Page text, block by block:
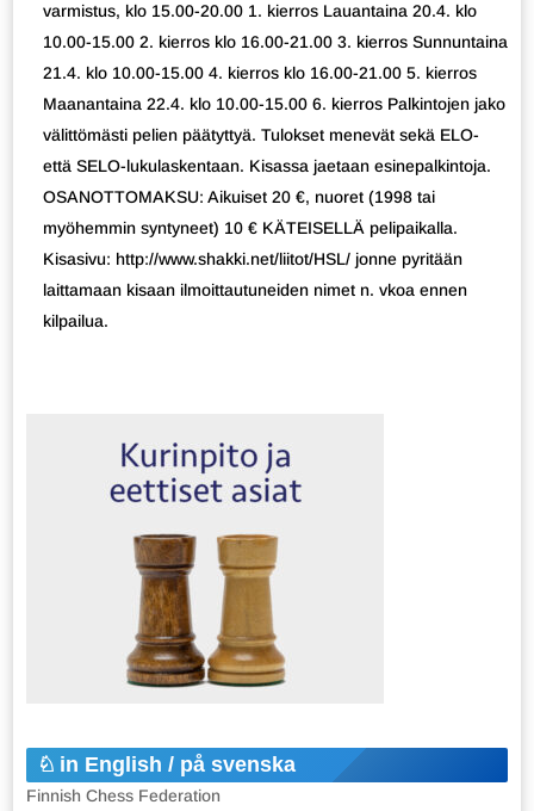
varmistus, klo 15.00-20.00 1. kierros Lauantaina 20.4. klo
10.00-15.00 2. kierros klo 16.00-21.00 3. kierros Sunnuntaina
21.4. klo 10.00-15.00 4. kierros klo 16.00-21.00 5. kierros
Maanantaina 22.4. klo 10.00-15.00 6. kierros Palkintojen jako
välittömästi pelien päätyttyä. Tulokset menevät sekä ELO-
että SELO-lukulaskentaan. Kisassa jaetaan esinepalkintoja.
OSANOTTOMAKSU: Aikuiset 20 €, nuoret (1998 tai
myöhemmin syntyneet) 10 € KÄTEISELLÄ pelipaikalla.
Kisasivu: http://www.shakki.net/liitot/HSL/ jonne pyritään
laittamaan kisaan ilmoittautuneiden nimet n. vkoa ennen
kilpailua.
in English / på svenska
Finnish Chess Federation